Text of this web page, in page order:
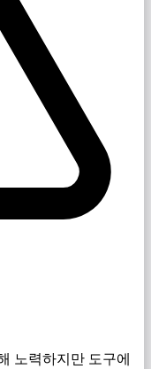
노력하지만 도구에